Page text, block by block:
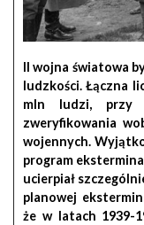
II wojna światowa
ludzkości. Łączna
mln ludzi, przy
zweryfikowania
wojennych.
program
ucierpiał
planowej
że w latach 1939-